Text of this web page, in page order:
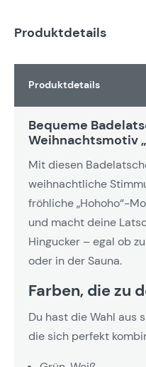
Produktdetails
Produktdetails
Bequeme
Weihnachtsmotiv
Mit diesen
weihnachtliche
fröhliche „Hohoho“-
und macht deine
Hingucker – egal ob
oder in der Sauna.
Farben, die zu
Du hast die Wahl aus
die sich perfekt